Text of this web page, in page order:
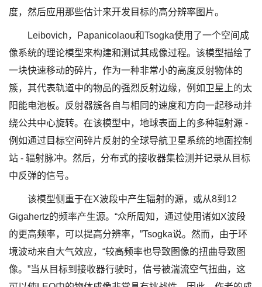
度，然后应用那些估计来开发目标的高分辨率图片。
Leibovich，Papanicolaou和Tsogka使用了一个空间成
像系统的理论模型来构建和测试其成像过程。该模型描绘了
一块快速移动的碎片，作为一种非常小的高度反射物体的
簇，其代表轨道中的物品的强烈反射边缘，例如卫星上的太
阳能电池板。反射器簇各自与相同的速度和方向一起移动并
绕公共中心旋转。在该模型中，地球表面上的多种辐射源 -
例如通过目标空间碎片反射的全球导航卫星系统的地面控制
站 - 辐射脉冲。然后，分布式的接收器集检测并记录从目标
中反弹的信号。
该模型侧重于在X波段中产生辐射的源，或从8到12
Gigahertz的频率产生源。“众所周知，通过使用诸如X波段
的更高频率，可以提高分辨率，”Tsogka说。然而，由于环
境波动来自大气效应，“较高频率也导致图像的扭曲导致图
像。”当从目标到接收器行驶时，信号被湍流空气扭曲，这